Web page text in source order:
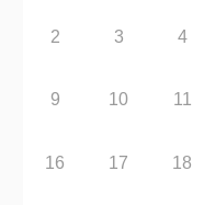
2 3 4
9 10 11
16 17 18